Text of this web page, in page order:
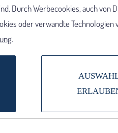
Durch Werbecookies, auch von
oder verwandte
.